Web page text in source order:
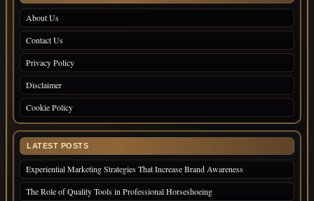
About Us
Contact Us
Privacy Policy
Disclaimer
Cookie Policy
LATEST POSTS
Experiential Marketing Strategies That Increase Brand Awareness
The Role of Quality Tools in Professional Horseshoeing